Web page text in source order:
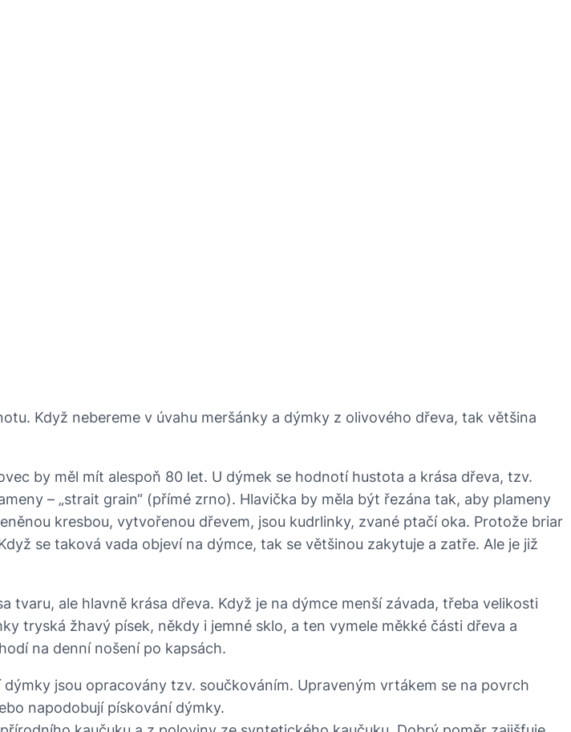
Když nebereme v úvahu meršánky a dýmky z olivového dřeva, tak většina
by měl mít alespoň 80 let. U dýmek se hodnotí hustota a krása dřeva, tzv.
– „strait grain“ (přímé zrno). Hlavička by měla být řezána tak, aby plameny
kresbou, vytvořenou dřevem, jsou kudrlinky, zvané ptačí oka. Protože briar
se taková vada objeví na dýmce, tak se většinou zakytuje a zatře. Ale je již
ale hlavně krása dřeva. Když je na dýmce menší závada, třeba velikosti
tryská žhavý písek, někdy i jemné sklo, a ten vymele měkké části dřeva a
na denní nošení po kapsách.
jsou opracovány tzv. součkováním. Upraveným vrtákem se na povrch
napodobují pískování dýmky.